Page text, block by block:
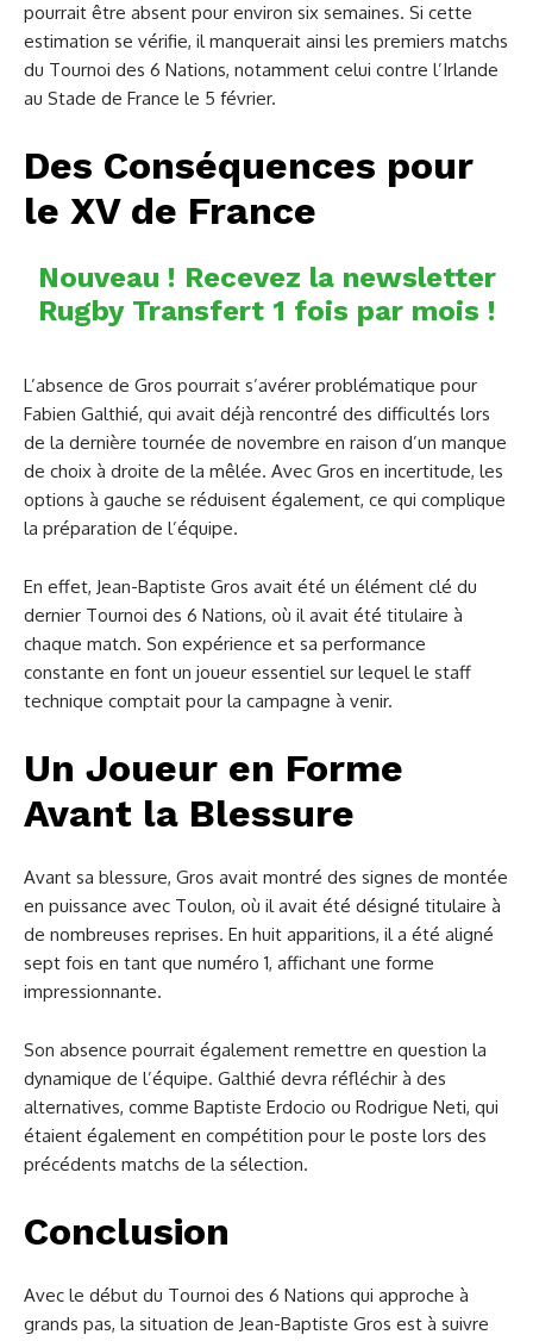
pourrait être absent pour environ six semaines. Si cette
estimation se vérifie, il manquerait ainsi les premiers matchs
du Tournoi des 6 Nations, notamment celui contre l’Irlande
au Stade de France le 5 février.
Des Conséquences pour
le XV de France
Nouveau ! Recevez la newsletter
Rugby Transfert 1 fois par mois !
L’absence de Gros pourrait s’avérer problématique pour
Fabien Galthié, qui avait déjà rencontré des difficultés lors
de la dernière tournée de novembre en raison d’un manque
de choix à droite de la mêlée. Avec Gros en incertitude, les
options à gauche se réduisent également, ce qui complique
la préparation de l’équipe.
En effet, Jean-Baptiste Gros avait été un élément clé du
dernier Tournoi des 6 Nations, où il avait été titulaire à
chaque match. Son expérience et sa performance
constante en font un joueur essentiel sur lequel le staff
technique comptait pour la campagne à venir.
Un Joueur en Forme
Avant la Blessure
Avant sa blessure, Gros avait montré des signes de montée
en puissance avec Toulon, où il avait été désigné titulaire à
de nombreuses reprises. En huit apparitions, il a été aligné
sept fois en tant que numéro 1, affichant une forme
impressionnante.
Son absence pourrait également remettre en question la
dynamique de l’équipe. Galthié devra réfléchir à des
alternatives, comme Baptiste Erdocio ou Rodrigue Neti, qui
étaient également en compétition pour le poste lors des
précédents matchs de la sélection.
Conclusion
Avec le début du Tournoi des 6 Nations qui approche à
grands pas, la situation de Jean-Baptiste Gros est à suivre